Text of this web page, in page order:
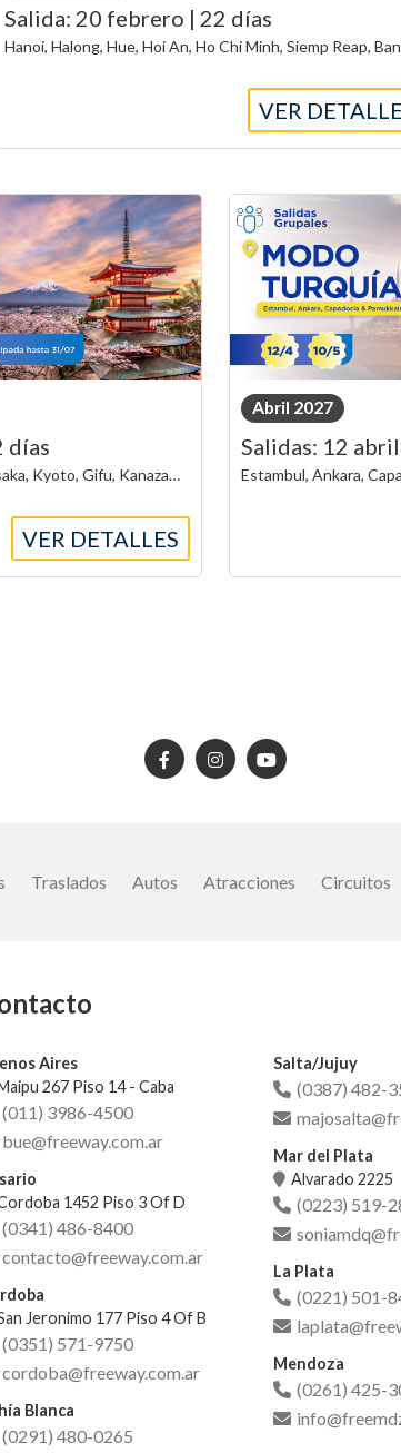
Salida: 20 febrero | 22 días
VER
días
Seúl, Jeonju, Gyeongju, Busan, Osaka, Kyoto, Gifu, Kanazawa y Tokyo
VER DETALLES
Abril 2027
Salidas: 12
Estambul, Ankara,
Traslados Autos Atracciones Circuitos
Aires
267 Piso 14 - Caba
(011) 3986-4500
bue@freeway.com.ar
1452 Piso 3 Of D
(0341) 486-8400
contacto@freeway.com.ar
Jeronimo 177 Piso 4 Of B
(0351) 571-9750
cordoba@freeway.com.ar
Blanca
(0291) 480-0265
Salta/Jujuy
(0387) 482-
Mar del Plata
Alvarado 2225
(0223) 519-
La Plata
(0221) 501-
Mendoza
(0261) 425-